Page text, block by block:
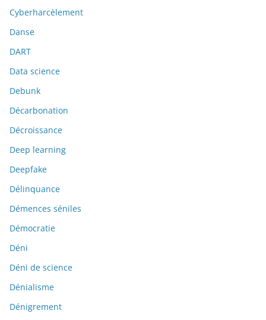
Cyberharcèlement
Danse
DART
Data science
Debunk
Décarbonation
Décroissance
Deep learning
Deepfake
Délinquance
Démences séniles
Démocratie
Déni
Déni de science
Dénialisme
Dénigrement